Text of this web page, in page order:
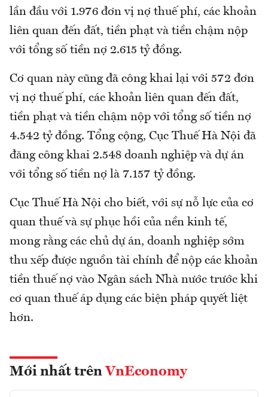
lần đầu với 1.976 đơn vị nợ thuế phí, các khoản
liên quan đến đất, tiền phạt và tiền chậm nộp
với tổng số tiền nợ 2.615 tỷ đồng.
Cơ quan này cũng đã công khai lại với 572 đơn
vị nợ thuế phí, các khoản liên quan đến đất,
tiền phạt và tiền chậm nộp với tổng số tiền nợ
4.542 tỷ đồng. Tổng cộng, Cục Thuế Hà Nội đã
đăng công khai 2.548 doanh nghiệp và dự án
với tổng số tiền nợ là 7.157 tỷ đồng.
Cục Thuế Hà Nội cho biết, với sự nỗ lực của cơ
quan thuế và sự phục hồi của nền kinh tế,
mong rằng các chủ dự án, doanh nghiệp sớm
thu xếp được nguồn tài chính để nộp các khoản
tiền thuế nợ vào Ngân sách Nhà nước trước khi
cơ quan thuế áp dụng các biện pháp quyết liệt
hơn.
Mới nhất trên VnEconomy